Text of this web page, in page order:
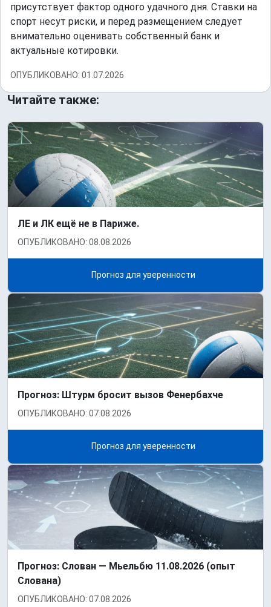
присутствует фактор одного удачного дня. Ставки на
спорт несут риски, и перед размещением следует
внимательно оценивать собственный банк и
актуальные котировки.
ОПУБЛИКОВАНО: 01.07.2026
Читайте также:
ЛЕ и ЛК ещё не в Париже.
ОПУБЛИКОВАНО: 08.08.2026
Прогноз для уверенности
Прогноз: Штурм бросит вызов Фенербахче
ОПУБЛИКОВАНО: 07.08.2026
Прогноз для уверенности
Прогноз: Слован — Мьельбю 11.08.2026 (опыт
Слована)
ОПУБЛИКОВАНО: 07.08.2026